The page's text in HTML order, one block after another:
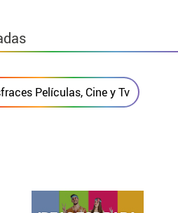
Películas, Cine y Tv